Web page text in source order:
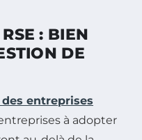
: BIEN
DE
entreprises
à adopter